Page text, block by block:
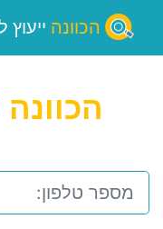
הכוונה ייעוץ
הכוונה